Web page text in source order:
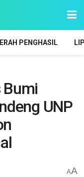
PENGHASIL
Bumi
UNP
AA